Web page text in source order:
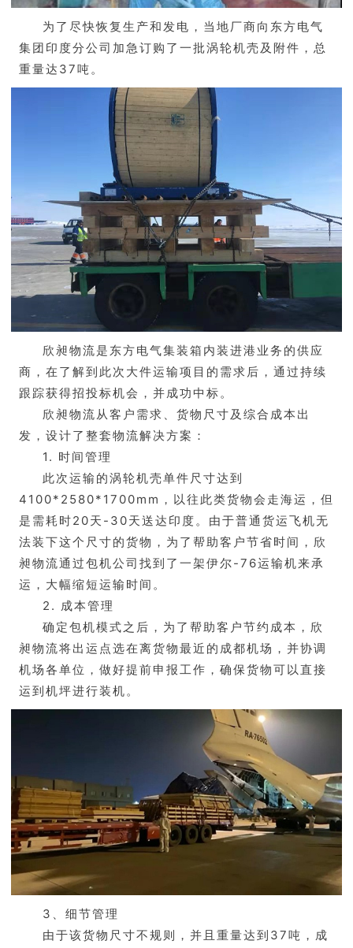
为了尽快恢复生产和发电，当地厂商向东方电气
集团印度分公司加急订购了一批涡轮机壳及附件，总
重量达37吨。
欣昶物流是东方电气集装箱内装进港业务的供应
商，在了解到此次大件运输项目的需求后，通过持续
跟踪获得招投标机会，并成功中标。
欣昶物流从客户需求、货物尺寸及综合成本出
发，设计了整套物流解决方案：
1. 时间管理
此次运输的涡轮机壳单件尺寸达到
4100*2580*1700mm，以往此类货物会走海运，但
是需耗时20天-30天送达印度。由于普通货运飞机无
法装下这个尺寸的货物，为了帮助客户节省时间，欣
昶物流通过包机公司找到了一架伊尔-76运输机来承
运，大幅缩短运输时间。
2. 成本管理
确定包机模式之后，为了帮助客户节约成本，欣
昶物流将出运点选在离货物最近的成都机场，并协调
机场各单位，做好提前申报工作，确保货物可以直接
运到机坪进行装机。
3、细节管理
由于该货物尺寸不规则，并且重量达到37吨，成